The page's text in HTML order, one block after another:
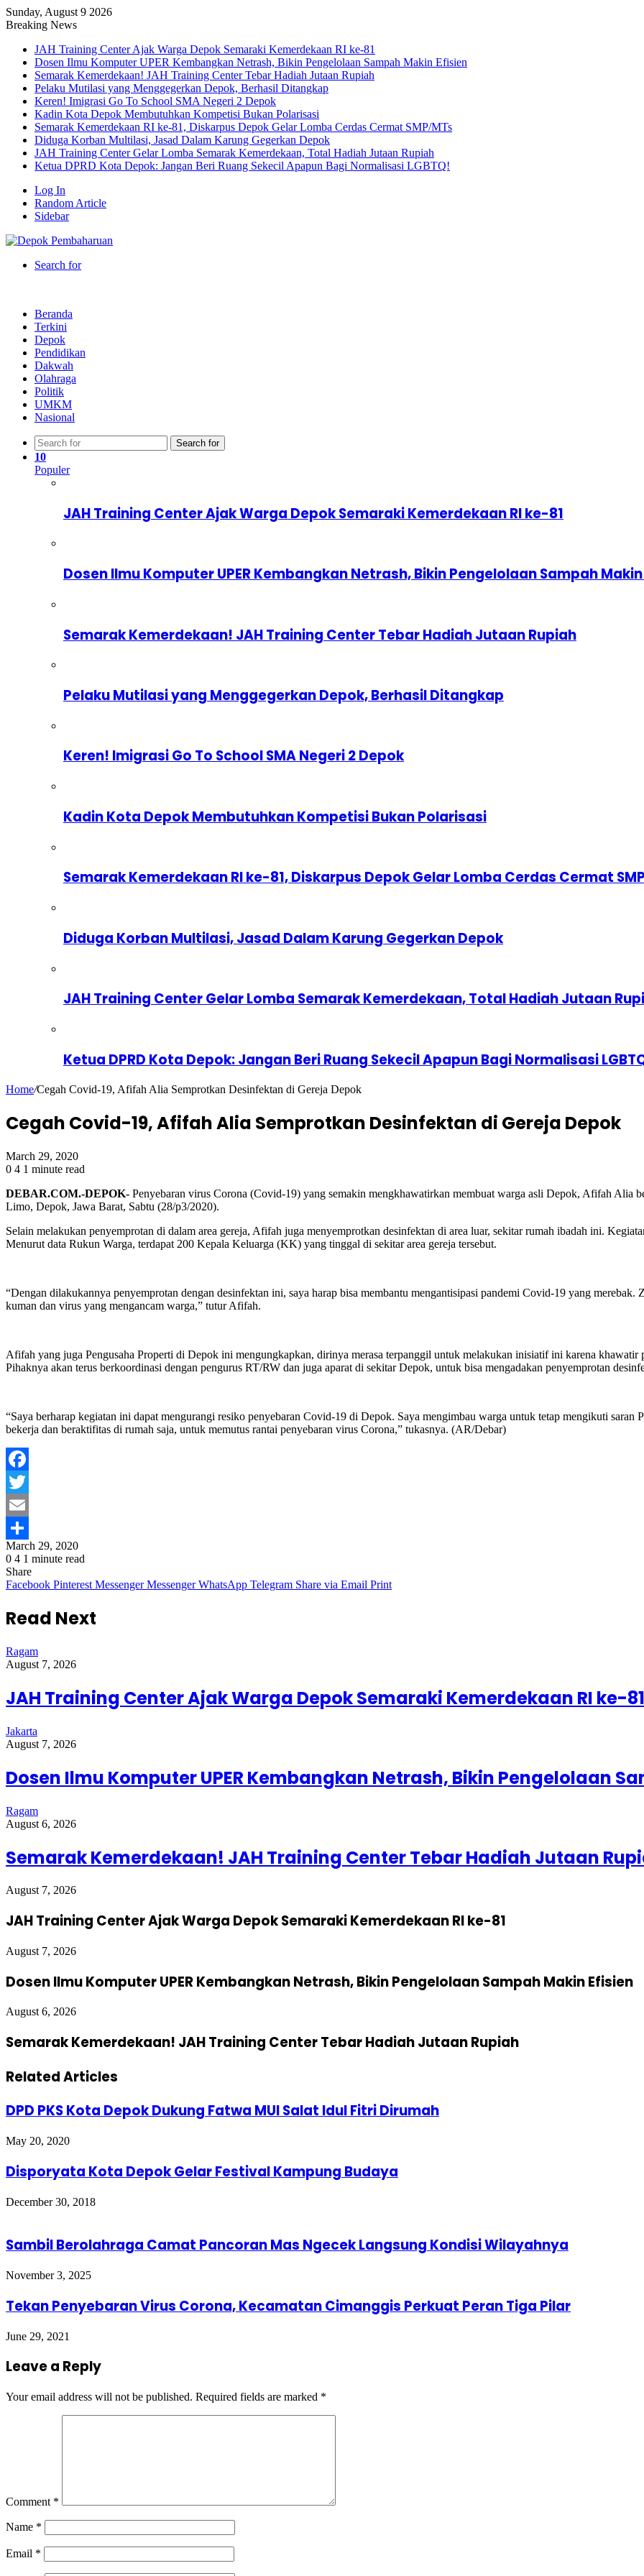
Sunday, August 9 2026
Breaking News
JAH Training Center Ajak Warga Depok Semaraki Kemerdekaan RI ke-81
Dosen Ilmu Komputer UPER Kembangkan Netrash, Bikin Pengelolaan Sampah Makin Efisien
Semarak Kemerdekaan! JAH Training Center Tebar Hadiah Jutaan Rupiah
Pelaku Mutilasi yang Menggegerkan Depok, Berhasil Ditangkap
Keren! Imigrasi Go To School SMA Negeri 2 Depok
Kadin Kota Depok Membutuhkan Kompetisi Bukan Polarisasi
Semarak Kemerdekaan RI ke-81, Diskarpus Depok Gelar Lomba Cerdas Cermat SMP/MTs
Diduga Korban Multilasi, Jasad Dalam Karung Gegerkan Depok
JAH Training Center Gelar Lomba Semarak Kemerdekaan, Total Hadiah Jutaan Rupiah
Ketua DPRD Kota Depok: Jangan Beri Ruang Sekecil Apapun Bagi Normalisasi LGBTQ!
Log In
Random Article
Sidebar
Search for
Beranda
Terkini
Depok
Pendidikan
Dakwah
Olahraga
Politik
UMKM
Nasional
Search for
10
Populer
JAH Training Center Ajak Warga Depok Semaraki Kemerdekaan RI ke-81
Dosen Ilmu Komputer UPER Kembangkan Netrash, Bikin Pengelolaan Sampah
Semarak Kemerdekaan! JAH Training Center Tebar Hadiah Jutaan Rupiah
Pelaku Mutilasi yang Menggegerkan Depok, Berhasil Ditangkap
Keren! Imigrasi Go To School SMA Negeri 2 Depok
Kadin Kota Depok Membutuhkan Kompetisi Bukan Polarisasi
Semarak Kemerdekaan RI ke-81, Diskarpus Depok Gelar Lomba Cerdas Cermat
Diduga Korban Multilasi, Jasad Dalam Karung Gegerkan Depok
JAH Training Center Gelar Lomba Semarak Kemerdekaan, Total Hadiah Jutaan
Ketua DPRD Kota Depok: Jangan Beri Ruang Sekecil Apapun Bagi Normalisasi
Home/Cegah Covid-19, Afifah Alia Semprotkan Desinfektan di Gereja Depok
Cegah Covid-19, Afifah Alia Semprotkan Desinfektan di Gereja Depok
March 29, 2020
0 4 1 minute read
DEBAR.COM.-DEPOK- Penyebaran virus Corona (Covid-19) yang semakin mengkhawatirkan membuat warga asli Depok, Afifah Alia
Limo, Depok, Jawa Barat, Sabtu (28/p3/2020).
Selain melakukan penyemprotan di dalam area gereja, Afifah juga menyemprotkan desinfektan di area luar, sekitar rumah ibadah ini.
Menurut data Rukun Warga, terdapat 200 Kepala Keluarga (KK) yang tinggal di sekitar area gereja tersebut.
“Dengan dilakukannya penyemprotan dengan desinfektan ini, saya harap bisa membantu mengantisipasi pandemi Covid-19 yang merebak.
kuman dan virus yang mengancam warga,” tutur Afifah.
Afifah yang juga Pengusaha Properti di Depok ini mengungkapkan, dirinya merasa terpanggil untuk melakukan inisiatif ini karena
Pihaknya akan terus berkoordinasi dengan pengurus RT/RW dan juga aparat di sekitar Depok, untuk bisa mengadakan penyemprotan
“Saya berharap kegiatan ini dapat mengurangi resiko penyebaran Covid-19 di Depok. Saya mengimbau warga untuk tetap mengikuti saran
bekerja dan beraktifitas di rumah saja, untuk memutus rantai penyebaran virus Corona,” tukasnya. (AR/Debar)
Facebook
Twitter
Email
Share
March 29, 2020
0 4 1 minute read
Share
Facebook Pinterest Messenger Messenger WhatsApp Telegram Share via Email Print
Read Next
Ragam
August 7, 2026
JAH Training Center Ajak Warga Depok Semaraki Kemerdekaan RI ke-81
Jakarta
August 7, 2026
Dosen Ilmu Komputer UPER Kembangkan Netrash, Bikin Pengelolaan
Ragam
August 6, 2026
Semarak Kemerdekaan! JAH Training Center Tebar Hadiah Jutaan
August 7, 2026
JAH Training Center Ajak Warga Depok Semaraki Kemerdekaan RI ke-81
August 7, 2026
Dosen Ilmu Komputer UPER Kembangkan Netrash, Bikin Pengelolaan Sampah Makin Efisien
August 6, 2026
Semarak Kemerdekaan! JAH Training Center Tebar Hadiah Jutaan Rupiah
Related Articles
DPD PKS Kota Depok Dukung Fatwa MUI Salat Idul Fitri Dirumah
May 20, 2020
Disporyata Kota Depok Gelar Festival Kampung Budaya
December 30, 2018
Sambil Berolahraga Camat Pancoran Mas Ngecek Langsung Kondisi Wilayahnya
November 3, 2025
Tekan Penyebaran Virus Corona, Kecamatan Cimanggis Perkuat Peran Tiga Pilar
June 29, 2021
Leave a Reply
Your email address will not be published. Required fields are marked *
Comment *
Name *
Email *